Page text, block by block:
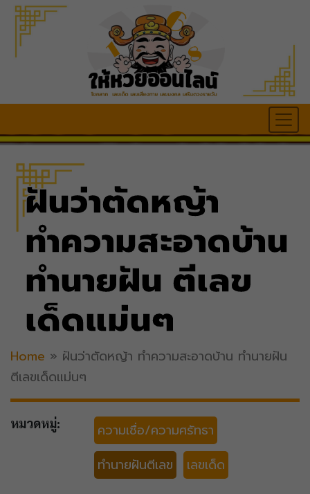
ฝันว่าตัดหญ้า
ทำความสะอาดบ้าน
ทำนายฝัน ตีเลข
เด็ดแม่นๆ
Home » ฝันว่าตัดหญ้า ทำความสะอาดบ้าน ทำนายฝัน
ตีเลขเด็ดแม่นๆ
หมวดหมู่:
ความเชื่อ/ความศรัทธา
ทำนายฝันตีเลข
เลขเด็ด